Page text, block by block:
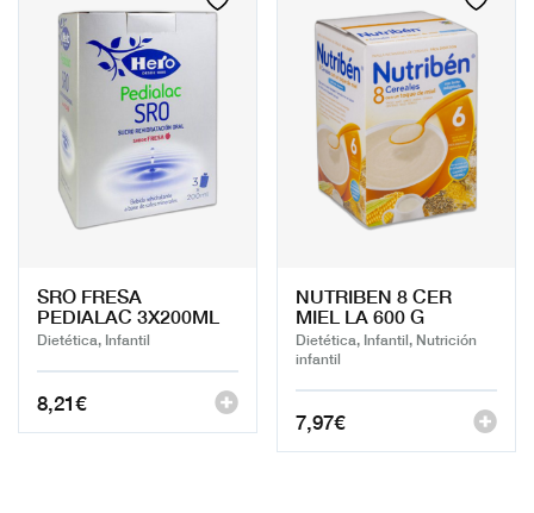
SRO FRESA
PEDIALAC 3X200ML
Dietética, Infantil
8,21€
NUTRIBEN 8 CER
MIEL LA 600 G
Dietética, Infantil, Nutrición
infantil
7,97€